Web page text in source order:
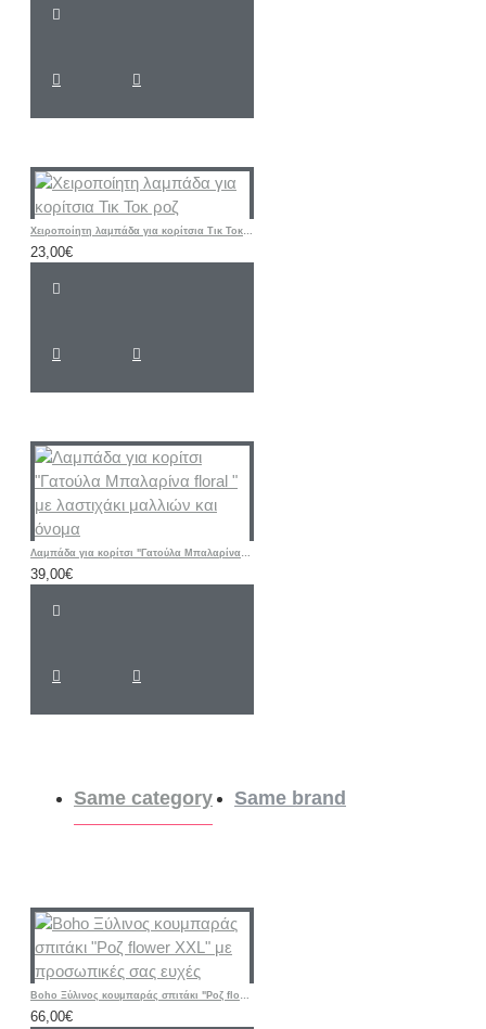
Χειροποίητη λαμπάδα για κορίτσια Τικ Τοκ ροζ
23,00€
Λαμπάδα για κορίτσι "Γατούλα Μπαλαρίνα floral " με λαστιχάκι μαλλιών και όνομα
39,00€
Same category Same brand
Boho Ξύλινος κουμπαράς σπιτάκι "Ροζ flower XXL" με προσωπικές σας ευχές
66,00€